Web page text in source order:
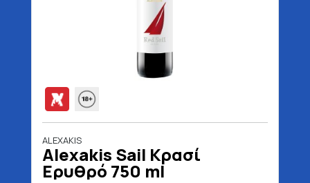
ALEXAKIS
Alexakis Sail Κρασί
Ερυθρό 750 ml